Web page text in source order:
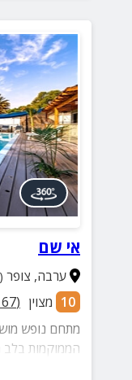
אי שם
ערבה, צופר
10 מצוין (
67
הממוקמות
מנת שלא יחסר